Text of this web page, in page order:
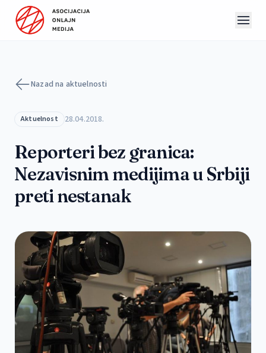
Preskoči na sadržaj
Nazad na aktuelnosti
Aktuelnost 28.04.2018.
Reporteri bez granica:
Nezavisnim medijima u Srbiji
preti nestanak